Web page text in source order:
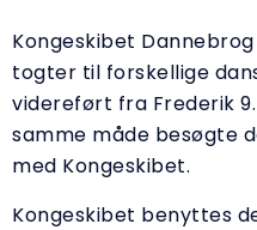
Kongeskibet
togter til forskellige
videreført fra Frederik
samme måde besøgte
med Kongeskibet.
Kongeskibet benyttes